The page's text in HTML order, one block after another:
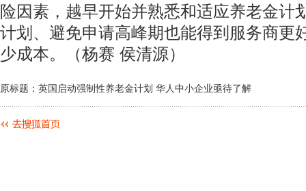
险因素，越早开始并熟悉和适应养老金计
计划、避免申请高峰期也能得到服务商更
少成本。（杨赛 侯清源）
原标题：英国启动强制性养老金计划 华人中小企业亟待了解